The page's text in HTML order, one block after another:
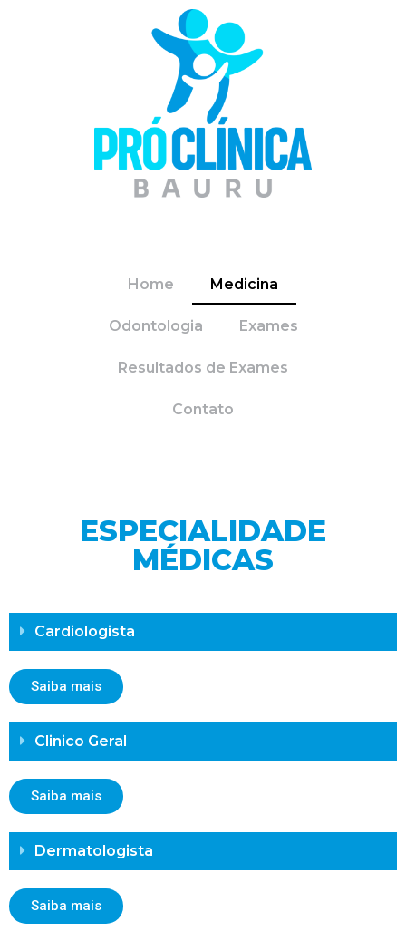
Home Medicina
Odontologia Exames
Resultados de Exames
Contato
ESPECIALIDADE
MÉDICAS
Cardiologista
Saiba mais
Clinico Geral
Saiba mais
Dermatologista
Saiba mais